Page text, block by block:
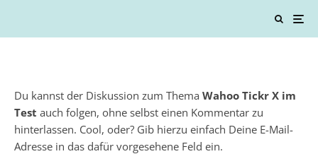
Du kannst der Diskussion zum Thema Wahoo Tickr X im
Test auch folgen, ohne selbst einen Kommentar zu
hinterlassen. Cool, oder? Gib hierzu einfach Deine E-Mail-
Adresse in das dafür vorgesehene Feld ein.